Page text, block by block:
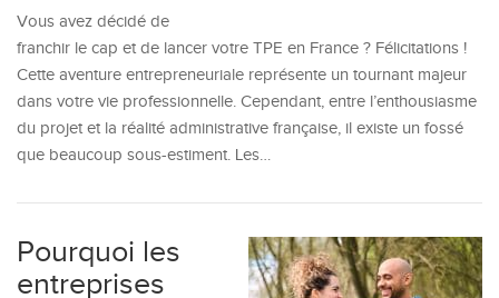
Vous avez décidé de
franchir le cap et de lancer votre TPE en France ? Félicitations !
Cette aventure entrepreneuriale représente un tournant majeur
dans votre vie professionnelle. Cependant, entre l’enthousiasme
du projet et la réalité administrative française, il existe un fossé
que beaucoup sous-estiment. Les…
Pourquoi les
entreprises